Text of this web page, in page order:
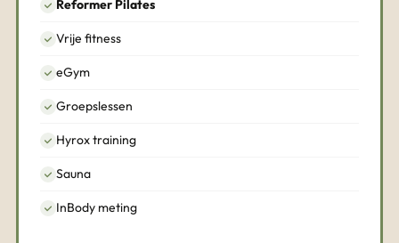
Reformer Pilates
Vrije fitness
eGym
Groepslessen
Hyrox training
Sauna
InBody meting